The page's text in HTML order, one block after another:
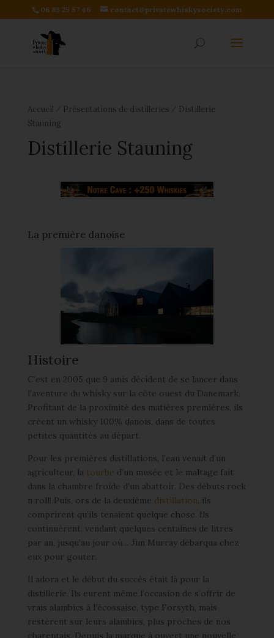
06 83 25 57 46 contact@privatewhiskysociety.com
Accueil Présentations de distilleries
Distillerie
Stauning
Distillerie Stauning
La première danoise
Histoire
C’est en 2005 que 9 amis décident de se lancer dans
l’aventure du whisky sur la côte ouest du Danemark.
Profitant de la proximité des matières premières, ils
créent un whisky 100% danois, dans de toutes
petites quantités au départ.
Pour les premières distillations, l’eau venait d’un
agriculteur, la tourbe d’un musée et le maltage fait
dans la chambre froide d’un abattoir. Des débuts rock
n roll! Puis, ors de la deuxième distillation, ils
comprirent qu’ils tenaient quelque chose. Ils
continuèrent, vendant quelques centaines de litres
par an, jusqu’au jour où… Jim Murray débarqua chez
eux pour gouter.
Il adora et le début du succès était là pour la
distillerie. Ils eurent même l’occasion de s’offrir de
vrais alambics à l’écossaise, type Forsyth, mais
restèrent sur leurs alambics, plus proches de nos
charentais. Depuis la marque à ouvert une nouvelle